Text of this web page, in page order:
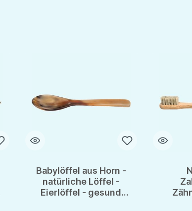
Babylöffel aus Horn -
natürliche Löffel -
Eierlöffel - gesund